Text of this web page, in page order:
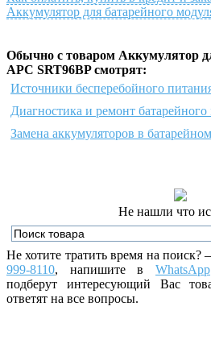
Аккумулятор для батарейного
Обычно с товаром Аккумулятор
APC SRT96BP смотрят:
Источники бесперебойного
Диагностика и ремонт
Замена аккумуляторов в
Не нашли что
Не хотите тратить время на поиск?
999-8110, напишитевWhatsApp
подберут интересующий Вас
ответят на все вопросы.